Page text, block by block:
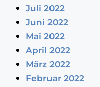
Juli 2022
Juni 2022
Mai 2022
April 2022
März 2022
Februar 2022